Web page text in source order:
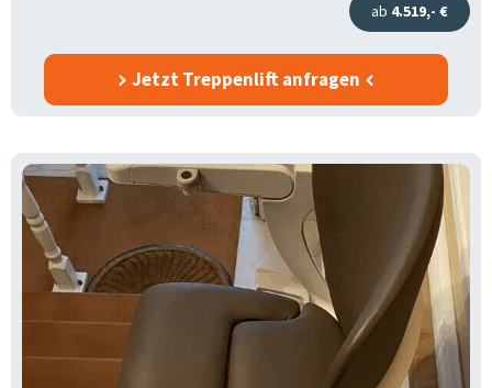
ab 4.519,- €
Jetzt Treppenlift anfragen